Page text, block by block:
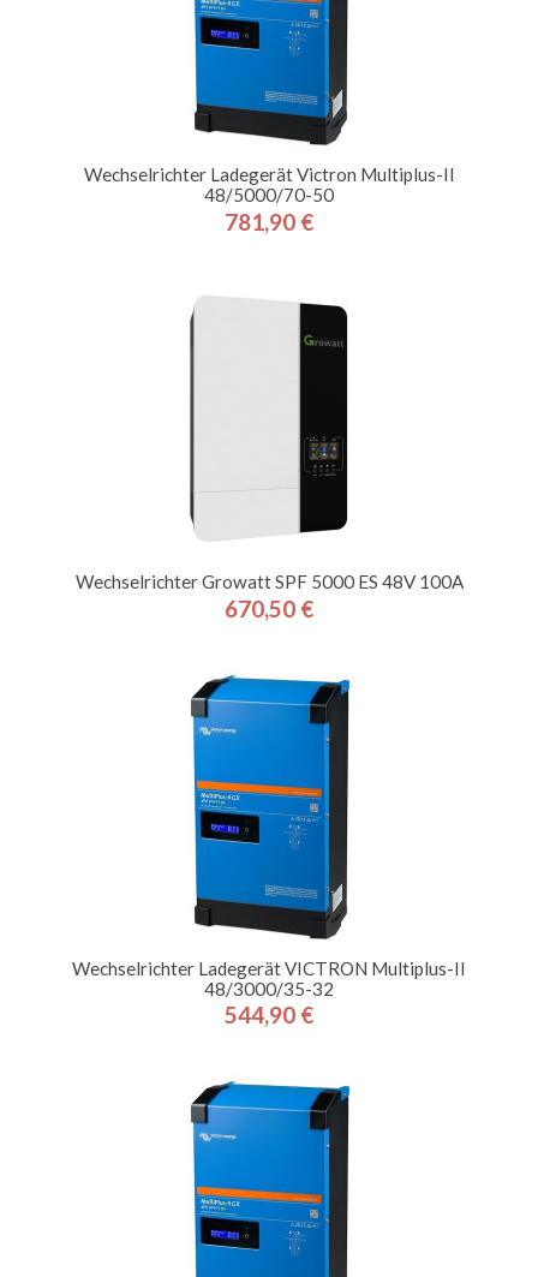
Wechselrichter Ladegerät Victron Multiplus-II
48/5000/70-50
Preis
781,90 €
Wechselrichter Growatt SPF 5000 ES 48V 100A
Preis
670,50 €
Wechselrichter Ladegerät VICTRON Multiplus-II
48/3000/35-32
Preis
544,90 €